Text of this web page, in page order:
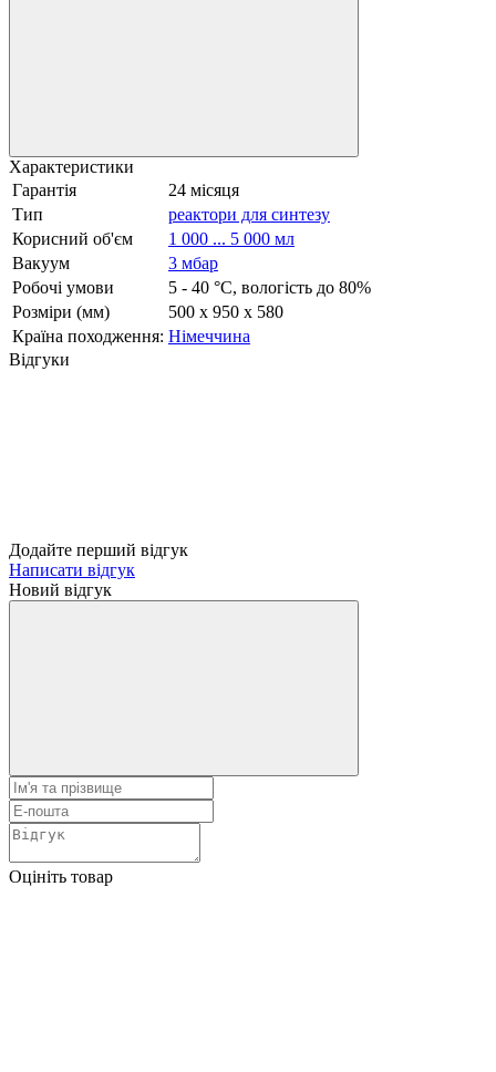
Характеристики
Гарантія
24 місяця
Тип
реактори для синтезу
Корисний об'єм
1 000 ... 5 000 мл
Вакуум
3 мбар
Робочі умови
5 - 40 °C, вологість до 80%
Розміри (мм)
500 x 950 x 580
Країна походження: Німеччина
Відгуки
Додайте перший відгук
Написати відгук
Новий відгук
Оцініть товар